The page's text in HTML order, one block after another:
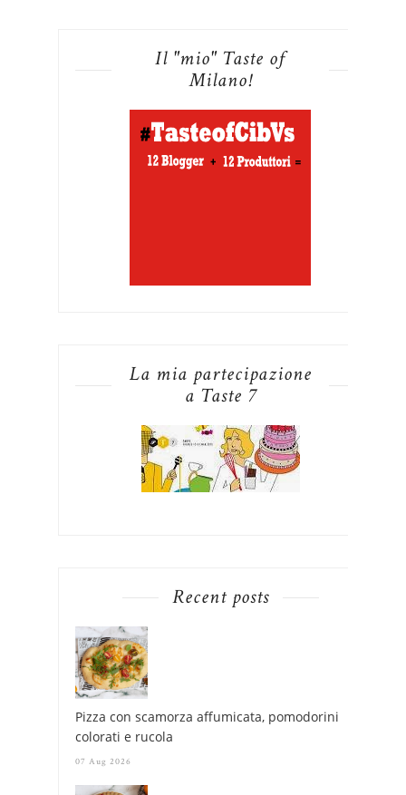
Il "mio" Taste of
Milano!
La mia partecipazione
a Taste 7
Recent posts
Pizza con scamorza affumicata, pomodorini
colorati e rucola
07 Aug 2026